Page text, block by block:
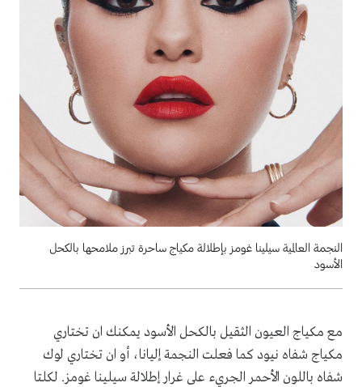
النجمة العالمية سيلينا غومز بإطلالة مكياج ساحرة تبرز ملامحها بالكحل
الأسود
مع مكياج العيون الثقيل بالكحل الأسود يمكنك ان تختاري
مكياج شفاه نيود كما فعلت النجمة إليانا، أو ان تختاري لوك
شفاه باللون الأحمر الجريء على غرار إطلالة سيلينا غومز. لكلتا